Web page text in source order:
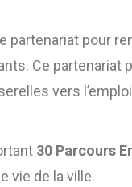
partenariat pour
Ce
vers
30 Parcours
vie de la ville.